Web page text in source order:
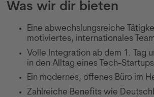
Was wir dir bieten
Eine abwechslungsreiche
motiviertes, internationales
Volle Integration ab dem 1. Tag
in den Alltag eines Tech-Startups
Ein modernes, offenes Büro im
Zahlreiche Benefits wie